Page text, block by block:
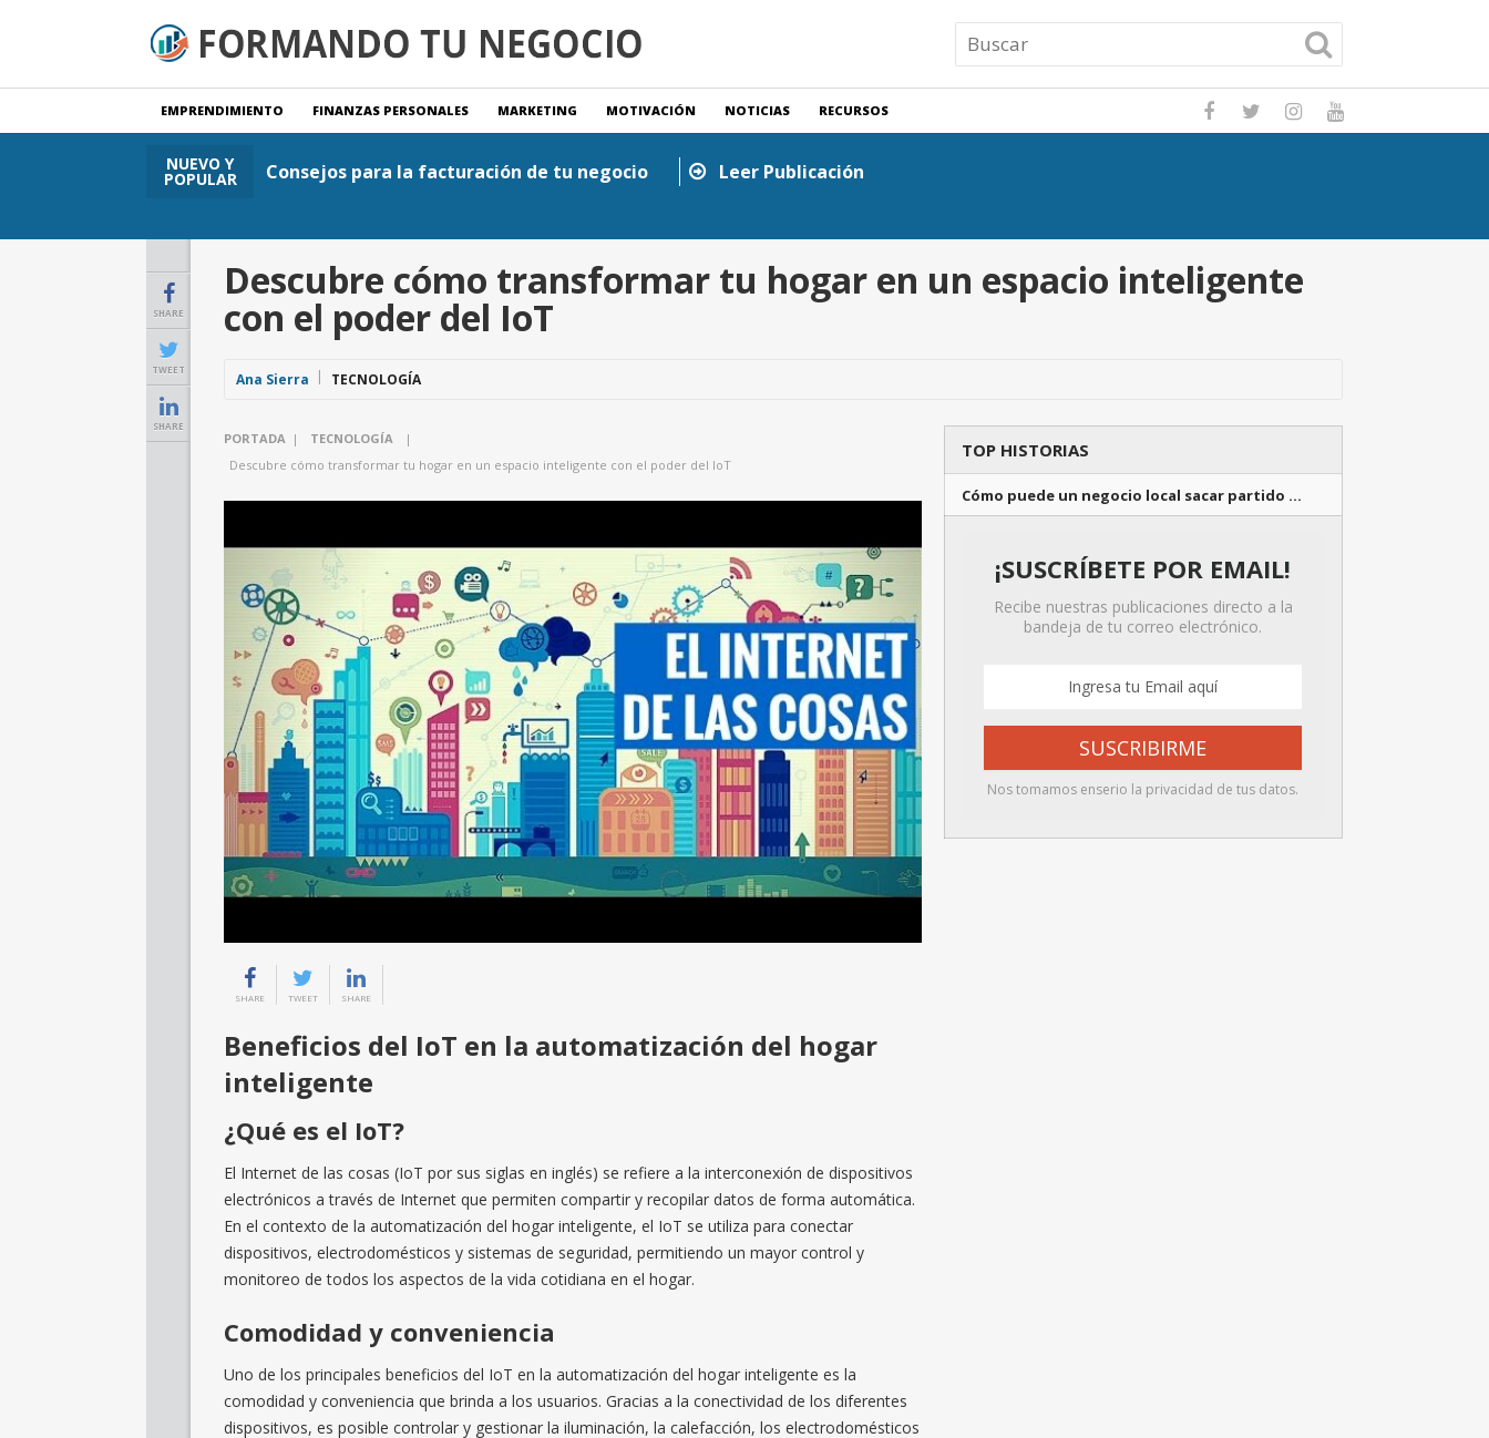
EMPRENDIMIENTO FINANZAS PERSONALES MARKETING MOTIVACIÓN NOTICIAS RECURSOS
NUEVO Y
POPULAR Consejos para la facturación de tu negocio Leer Publicación
SHARE
TWEET
SHARE
Descubre cómo transformar tu hogar en un espacio inteligente
con el poder del IoT
Ana Sierra TECNOLOGÍA
PORTADA | TECNOLOGÍA
|
Descubre cómo transformar tu hogar en un espacio inteligente con el poder del IoT
SHARE TWEET SHARE
Beneficios del IoT en la automatización del hogar
inteligente
¿Qué es el IoT?
El Internet de las cosas (IoT por sus siglas en inglés) se refiere a la interconexión de dispositivos
electrónicos a través de Internet que permiten compartir y recopilar datos de forma automática.
En el contexto de la automatización del hogar inteligente, el IoT se utiliza para conectar
dispositivos, electrodomésticos y sistemas de seguridad, permitiendo un mayor control y
monitoreo de todos los aspectos de la vida cotidiana en el hogar.
Comodidad y conveniencia
Uno de los principales beneficios del IoT en la automatización del hogar inteligente es la
comodidad y conveniencia que brinda a los usuarios. Gracias a la conectividad de los diferentes
dispositivos, es posible controlar y gestionar la iluminación, la calefacción, los electrodomésticos
TOP HISTORIAS
Cómo puede un negocio local sacar partido …
¡SUSCRÍBETE POR EMAIL!
Recibe nuestras publicaciones directo a la
bandeja de tu correo electrónico.
Nos tomamos enserio la privacidad de tus datos.